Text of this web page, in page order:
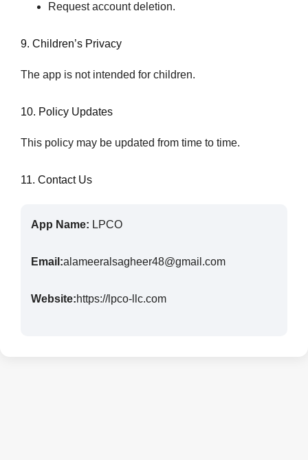
Request account deletion.
9. Children’s Privacy
The app is not intended for children.
10. Policy Updates
This policy may be updated from time to time.
11. Contact Us
App Name: LPCO
Email:alameeralsagheer48@gmail.com
Website:https://lpco-llc.com